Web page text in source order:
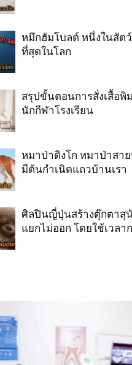
หมึกฮัมโบลต์ หนึ่งในสัต
ที่สุดในโลก
สรุปขั้นตอนการสั่งเสื้อพิ
นักกีฬาโรงเรียน
หมาป่าดิงโก หมาป่าสา
มีต้นกำเนิดแถวบ้านเรา
ศิลปินญี่ปุ่นสร้างตุ๊กตาสุ
แยกไม่ออก โดยใช้เวลา